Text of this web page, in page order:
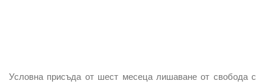
Условна присъда от шест месеца лишаване от свобода с